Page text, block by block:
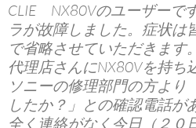
CLIE NX80Vのユーザーで
ラが故障しました。症状は
で省略させていただきます
代理店さんにNX80Vを持ち
ソニーの修理部門の方より
したか？」との確認電話が
全く連絡がなく今日（２０